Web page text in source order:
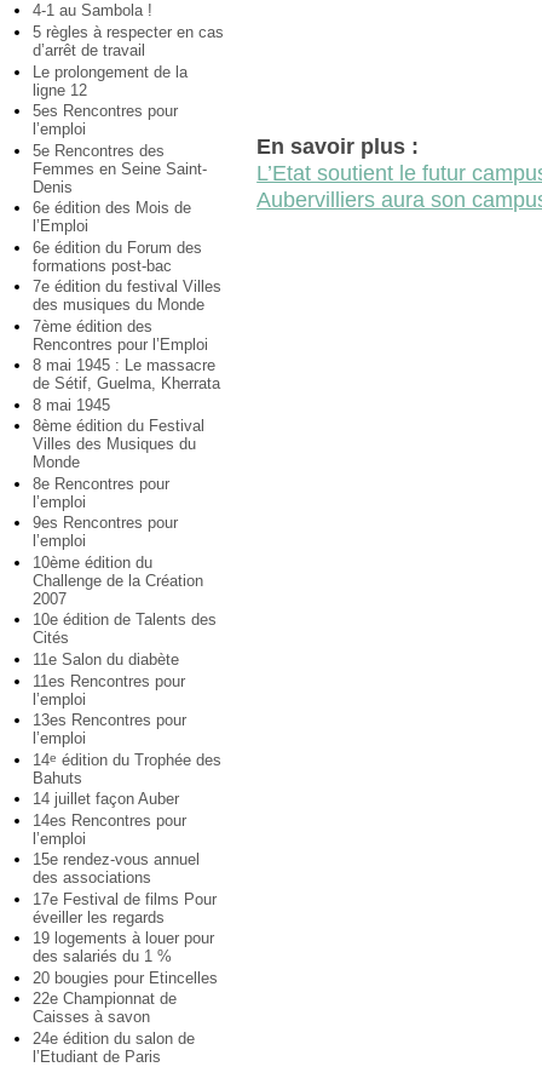
4-1 au Sambola !
5 règles à respecter en cas
d’arrêt de travail
Le prolongement de la
ligne 12
5es Rencontres pour
l’emploi
5e Rencontres des
Femmes en Seine Saint-
Denis
6e édition des Mois de
l’Emploi
6e édition du Forum des
formations post-bac
7e édition du festival Villes
des musiques du Monde
7ème édition des
Rencontres pour l’Emploi
8 mai 1945 : Le massacre
de Sétif, Guelma, Kherrata
8 mai 1945
8ème édition du Festival
Villes des Musiques du
Monde
8e Rencontres pour
l’emploi
9es Rencontres pour
l’emploi
10ème édition du
Challenge de la Création
2007
10e édition de Talents des
Cités
11e Salon du diabète
11es Rencontres pour
l’emploi
13es Rencontres pour
l’emploi
14e édition du Trophée des
Bahuts
14 juillet façon Auber
14es Rencontres pour
l’emploi
15e rendez-vous annuel
des associations
17e Festival de films Pour
éveiller les regards
19 logements à louer pour
des salariés du 1 %
20 bougies pour Etincelles
22e Championnat de
Caisses à savon
24e édition du salon de
l’Etudiant de Paris
En savoir plus :
L’Etat soutient le futur
Aubervilliers aura son